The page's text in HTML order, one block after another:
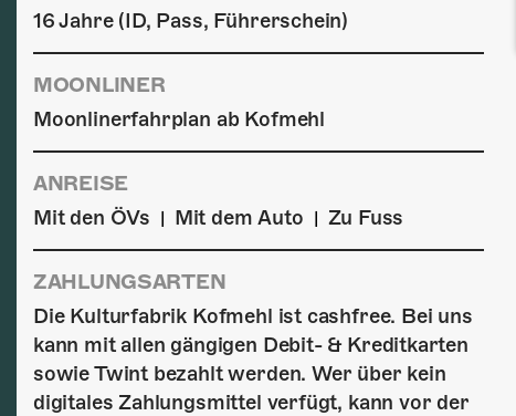
16 Jahre (ID, Pass, Führerschein)
MOONLINER
Moonlinerfahrplan ab Kofmehl
ANREISE
Mit den ÖVs
Mit dem Auto Zu Fuss
ZAHLUNGSARTEN
Die Kulturfabrik Kofmehl ist cashfree. Bei uns
kann mit allen gängigen Debit- & Kreditkarten
sowie Twint bezahlt werden. Wer über kein
digitales Zahlungsmittel verfügt, kann vor der